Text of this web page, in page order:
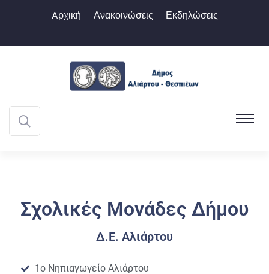
Aρχική Ανακοινώσεις Εκδηλώσεις
Σχολικές Μονάδες Δήμου
Δ.Ε. Αλιάρτου
1ο Νηπιαγωγείο Αλιάρτου